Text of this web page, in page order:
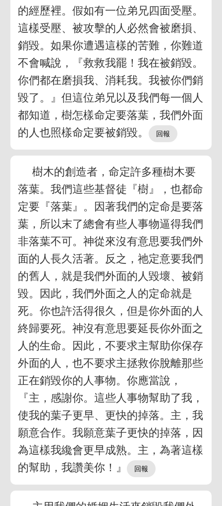
的經歷裡。假如有一位弟兄四面受壓。
這樣受壓、被攻擊的人必然會被磨損、
銷毀。如果你遭遇這樣的苦難，你難道
不會喊說，『救救我罷！我在被銷毀。
你們都在磨損我、消耗我。我被你們銷
毀了。』但這位弟兄以及我們每一個人
都知道，樹怎樣命定要落葉，我們外面
的人也照樣命定要被銷毀。
樹木的創造者，命定許多種樹木要
落葉。我們這些基督徒『樹』，也都命
定要『落葉』。因著我們的定命是要落
葉，所以末了總會有些人事物逼得我們
非落葉不可。神從來沒有意思要我們外
面的人長久活著。反之，祂定意要我們
的舊人，就是我們外面的人毀壞、被銷
毀。因此，我們外面之人的定命就是
死。你也許活得很久，但是你外面的人
終歸要死。神沒有意思要延長你外面之
人的生命。因此，不要求主幫助你保存
外面的人，也不要求主拯救你脫離那些
正在銷毀你的人事物。你應當說，
『主，感謝你。這些人事物幫助了我，
使我的葉子更早、更快的掉落。主，我
願意合作。我願意葉子更快的掉落，因
為這樣我纔會更早成熟。主，為著這樣
的幫助，我讚美你！』